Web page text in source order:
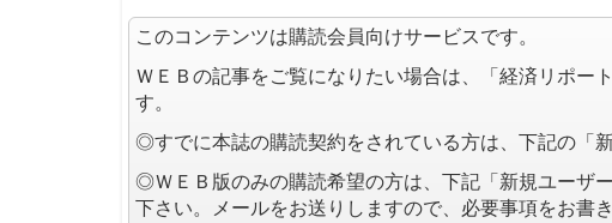
このコンテンツは購読会員向けサービスです。
ＷＥＢの記事をご覧になりたい場合は、「経済リポー
す。
◎すでに本誌の購読契約をされている方は、下記の「
◎ＷＥＢ版のみの購読希望の方は、下記「新規ユーザ
下さい。メールをお送りしますので、必要事項をお書